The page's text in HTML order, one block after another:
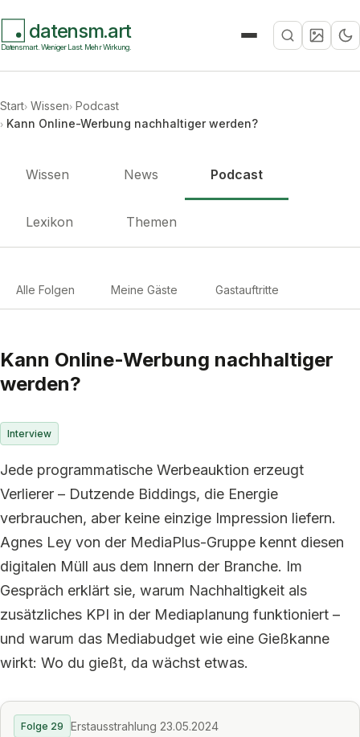
datensm.art
Datensmart. Weniger Last. Mehr Wirkung.
Suche
Start Wissen Podcast
Kann Online-Werbung nachhaltiger werden?
Wissen News Podcast
Lexikon Themen
Alle Folgen Meine Gäste Gastauftritte
Kann Online-Werbung nachhaltiger
werden?
Interview
Jede programmatische Werbeauktion erzeugt
Verlierer – Dutzende Biddings, die Energie
verbrauchen, aber keine einzige Impression liefern.
Agnes Ley von der MediaPlus-Gruppe kennt diesen
digitalen Müll aus dem Innern der Branche. Im
Gespräch erklärt sie, warum Nachhaltigkeit als
zusätzliches KPI in der Mediaplanung funktioniert –
und warum das Mediabudget wie eine Gießkanne
wirkt: Wo du gießt, da wächst etwas.
Folge 29
Erstausstrahlung 23.05.2024